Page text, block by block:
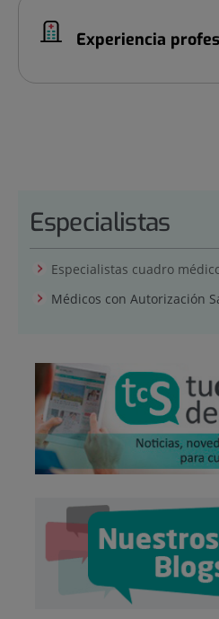
Experiencia
Especialistas
Especialistas cuadro
Médicos con Autorización